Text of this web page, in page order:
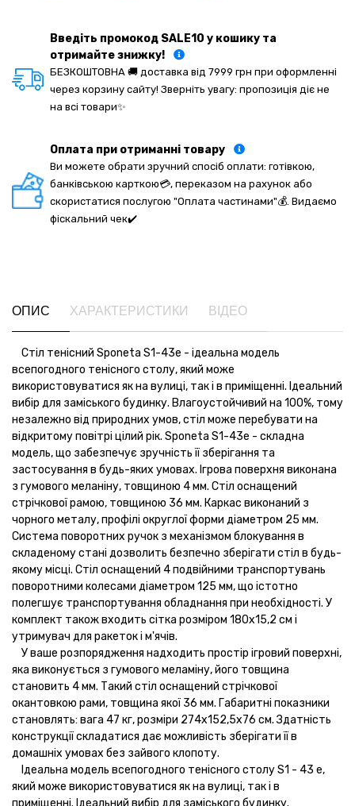
Введіть промокод SALE10 у кошику та
отримайте знижку!
БЕЗКОШТОВНА 🚚 доставка від 7999 грн при оформленні
через корзину сайту! Зверніть увагу: пропозиція діє не
на всі товари✨
Оплата при отриманні товару
Ви можете обрати зручний спосіб оплати: готівкою,
банківською карткою💳, переказом на рахунок або
скористатися послугою "Оплата частинами"💰. Видаємо
фіскальний чек✔️
ОПИС ХАРАКТЕРИСТИКИ ВІДЕО
Стіл тенісний Sponeta S1-43e - ідеальна модель
всепогодного тенісного столу, який може
використовуватися як на вулиці, так і в приміщенні. Ідеальний
вибір для заміського будинку. Влагоустойчивий на 100%, тому
незалежно від природних умов, стіл може перебувати на
відкритому повітрі цілий рік. Sponeta S1-43e - складна
модель, що забезпечує зручність її зберігання та
застосування в будь-яких умовах. Ігрова поверхня виконана
з гумового меланіну, товщиною 4 мм. Стіл оснащений
стрічкової рамою, товщиною 36 мм. Каркас виконаний з
чорного металу, профілі округлої форми діаметром 25 мм.
Система поворотних ручок з механізмом блокування в
складеному стані дозволить безпечно зберігати стіл в будь-
якому місці. Стіл оснащений 4 подвійними транспортувань
поворотними колесами діаметром 125 мм, що істотно
полегшує транспортування обладнання при необхідності. У
комплект також входить сітка розміром 180х15,2 см і
утримувач для ракеток і м'ячів.
У ваше розпорядження надходить простір ігровий поверхні,
яка виконується з гумового меламіну, його товщина
становить 4 мм. Такий стіл оснащений стрічкової
окантовкою рами, товщина якої 36 мм. Габаритні показники
становлять: вага 47 кг, розміри 274х152,5х76 см. Здатність
конструкції складатися дає можливість зберігати її в
домашніх умовах без зайвого клопоту.
Ідеальна модель всепогодного тенісного столу S1 - 43 e,
який може використовуватися як на вулиці, так і в
приміщенні. Ідеальний вибір для заміського будинку.